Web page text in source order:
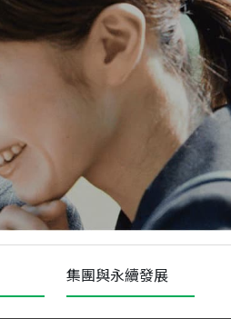
總價
490萬
1,808
集團與永續發展